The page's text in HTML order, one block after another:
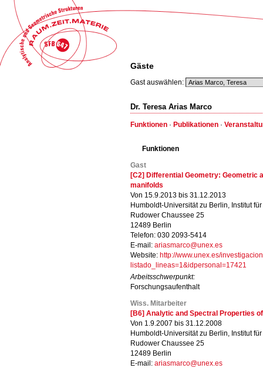
Gäste
Gast auswählen:
Dr. Teresa Arias Marco
Funktionen · Publikationen ·
Funktionen
Gast
[C2] Differential Geometry: Geometric
manifolds
Von 15.9.2013 bis 31.12.2013
Humboldt-Universität zu Berlin, Institut
Rudower Chaussee 25
12489 Berlin
Telefon: 030 2093-5414
E-mail: ariasmarco@unex.es
Website: http://www.unex.es/
listado_lineas=1&idpersonal=17421
Arbeitsschwerpunkt:
Forschungsaufenthalt
Wiss. Mitarbeiter
[B6] Analytic and Spectral Properties
Von 1.9.2007 bis 31.12.2008
Humboldt-Universität zu Berlin, Institut
Rudower Chaussee 25
12489 Berlin
E-mail: ariasmarco@unex.es